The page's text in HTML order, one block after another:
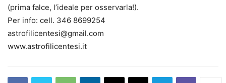
(prima falce, l’ideale per osservarla!).
Per info: cell. 346 8699254
astrofilicentesi@gmail.com
www.astrofilicentesi.it